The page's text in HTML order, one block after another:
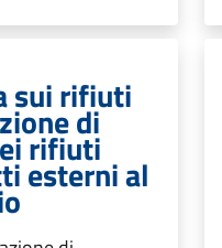
sui rifiuti
di
rifiuti
esterni al